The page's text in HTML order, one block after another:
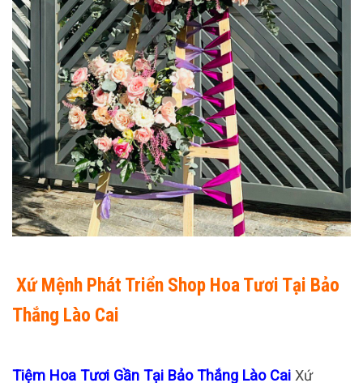
Xứ Mệnh Phát Triển Shop Hoa Tươi Tại Bảo
Thắng Lào Cai
Tiệm Hoa Tươi Gần Tại Bảo Thắng Lào Cai Xứ